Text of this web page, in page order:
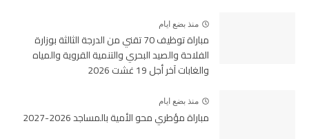
منذ بضع ايام
مباراة توظيف 70 تقني من الدرجة الثالثة بوزارة
الفلاحة والصيد البحري والتنمية القروية والمياه
والغابات آخر أجل 19 غشت 2026
منذ بضع ايام
مباراة مؤطري محو الأمية بالمساجد 2026-2027